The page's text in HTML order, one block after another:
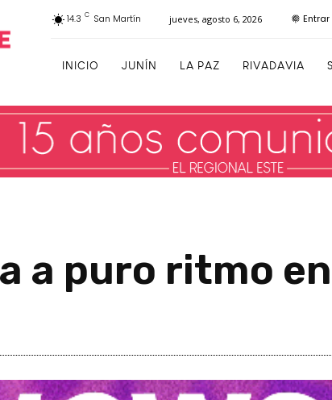
14.3 C San Martín jueves, agosto 6, 2026 Entrar
INICIO JUNÍN LA PAZ RIVADAVIA
a puro ritmo